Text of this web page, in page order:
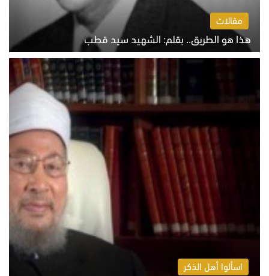
مقالات
هذا هو الطريق.. بقلم: الشهيد سيد قطب
الخميس 6 أغسطس 2026 10:52 ص
اسألوا أهل الذكر